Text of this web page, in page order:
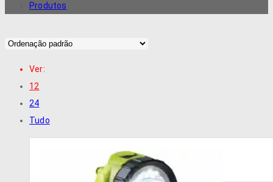
Produtos
Ver:
12
24
Tudo